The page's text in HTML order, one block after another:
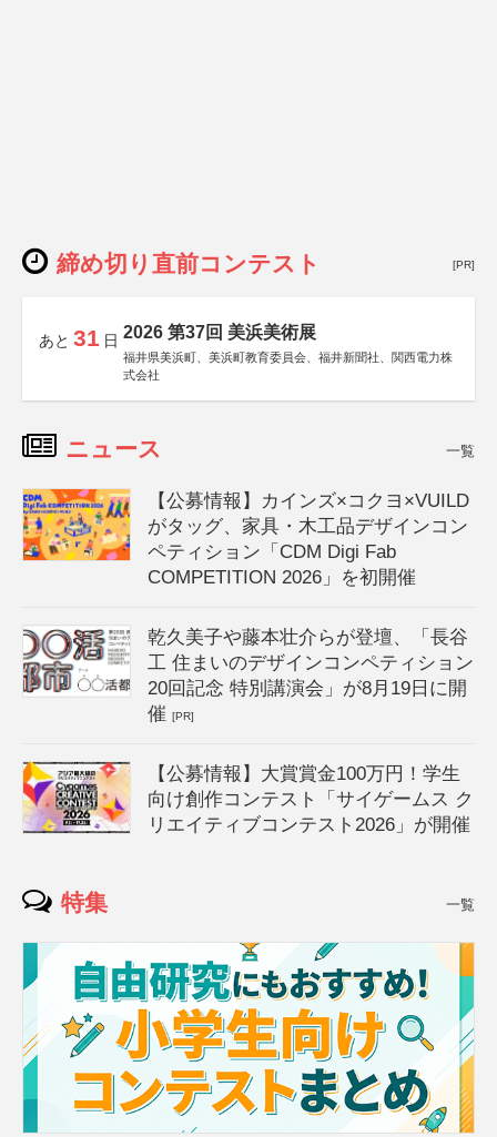
締め切り直前コンテスト [PR]
あと 31 日 2026 第37回 美浜美術展
福井県美浜町、美浜町教育委員会、福井新聞社、関西電力株
式会社
ニュース 一覧
【公募情報】カインズ×コクヨ×VUILD
がタッグ、家具・木工品デザインコン
ペティション「CDM Digi Fab
COMPETITION 2026」を初開催
乾久美子や藤本壮介らが登壇、「長谷
工 住まいのデザインコンペティション
20回記念 特別講演会」が8月19日に開
催[PR]
【公募情報】大賞賞金100万円！学生
向け創作コンテスト「サイゲームス ク
リエイティブコンテスト2026」が開催
特集 一覧